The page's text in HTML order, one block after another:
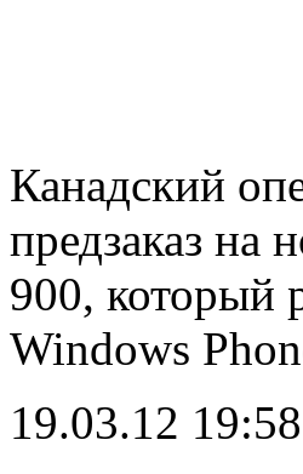
Канадский
предзаказ на
900, который
Windows
19.03.12 19:58